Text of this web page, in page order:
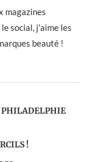
magazines
social, j'aime les
beauté !
PHILADELPHIE
!